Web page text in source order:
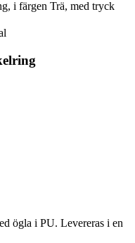
ögla i PU. Levereras i en